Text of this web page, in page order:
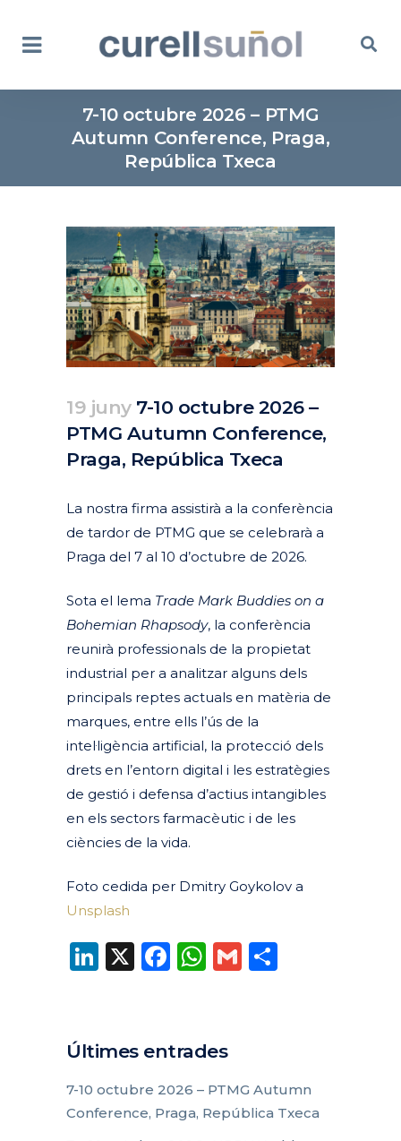
7-10 octubre 2026 – PTMG
Autumn Conference, Praga,
República Txeca
19 juny7-10 octubre 2026 –
PTMG Autumn Conference,
Praga, República Txeca
La nostra firma assistirà a la conferència
de tardor de PTMG que se celebrarà a
Praga del 7 al 10 d’octubre de 2026.
Sota el lema Trade Mark Buddies on a
Bohemian Rhapsody, la conferència
reunirà professionals de la propietat
industrial per a analitzar alguns dels
principals reptes actuals en matèria de
marques, entre ells l’ús de la
intel·ligència artificial, la protecció dels
drets en l’entorn digital i les estratègies
de gestió i defensa d’actius intangibles
en els sectors farmacèutic i de les
ciències de la vida.
Foto cedida per Dmitry Goykolov a
Unsplash
LinkedIn
X Facebook
WhatsApp
Gmail
Últimes entrades
7-10 octubre 2026 – PTMG Autumn
Conference, Praga, República Txeca